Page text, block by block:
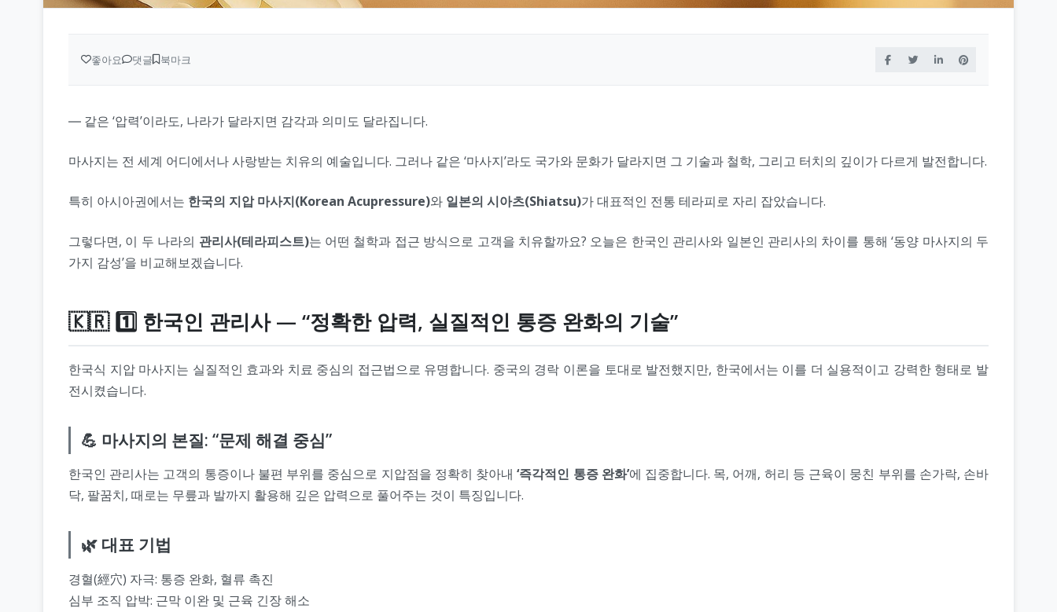
좋아요 댓글 북마크
― 같은 ‘압력’이라도, 나라가 달라지면 감각과 의미도 달라집니다.
마사지는 전 세계 어디에서나 사랑받는 치유의 예술입니다. 그러나 같은 ‘마사지’라도 국가와 문화가 달라지면 그 기술과 철학, 그리고 터치의 깊이가 다르게 발전합니다.
특히 아시아권에서는 한국의 지압 마사지(Korean Acupressure)와 일본의 시아츠(Shiatsu)가 대표적인 전통 테라피로 자리 잡았습니다.
그렇다면, 이 두 나라의 관리사(테라피스트)는 어떤 철학과 접근 방식으로 고객을 치유할까요? 오늘은 한국인 관리사와 일본인 관리사의 차이를 통해 ‘동양 마사지의 두
가지 감성’을 비교해보겠습니다.
🇰🇷 1️⃣ 한국인 관리사 — “정확한 압력, 실질적인 통증 완화의 기술”
한국식 지압 마사지는 실질적인 효과와 치료 중심의 접근법으로 유명합니다. 중국의 경락 이론을 토대로 발전했지만, 한국에서는 이를 더 실용적이고 강력한 형태로 발
전시켰습니다.
💪 마사지의 본질: “문제 해결 중심”
한국인 관리사는 고객의 통증이나 불편 부위를 중심으로 지압점을 정확히 찾아내‘즉각적인 통증 완화’에 집중합니다. 목, 어깨, 허리 등 근육이 뭉친 부위를 손가락, 손바
닥, 팔꿈치, 때로는 무릎과 발까지 활용해 깊은 압력으로 풀어주는 것이 특징입니다.
🌿 대표 기법
경혈(經穴) 자극: 통증 완화, 혈류 촉진
심부 조직 압박: 근막 이완 및 근육 긴장 해소